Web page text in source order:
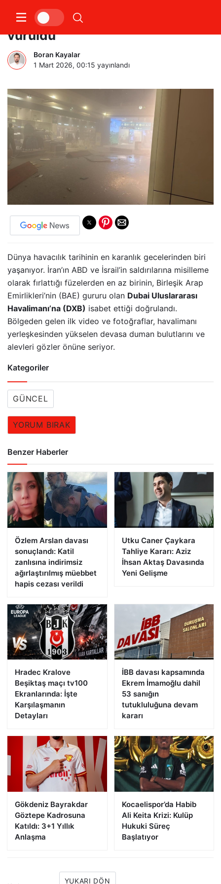
Dubai Uluslararası Havalimanı
vuruldu
Boran Kayalar
1 Mart 2026, 00:15 yayınlandı
Dünya havacılık tarihinin en karanlık gecelerinden biri
yaşanıyor. İran’ın ABD ve İsrail’in saldırılarına misilleme
olarak fırlattığı füzelerden en az birinin, Birleşik Arap
Emirlikleri’nin (BAE) gururu olan Dubai Uluslararası
Havalimanı’na (DXB) isabet ettiği doğrulandı.
Bölgeden gelen ilk video ve fotoğraflar, havalimanı
yerleşkesinden yükselen devasa duman bulutlarını ve
alevleri gözler önüne seriyor.
Kategoriler
GÜNCEL
YORUM BIRAK
Benzer Haberler
Özlem Arslan davası
sonuçlandı: Katil
zanlısına indirimsiz
ağırlaştırılmış müebbet
hapis cezası verildi
Utku Caner Çaykara
Tahliye Kararı: Aziz
İhsan Aktaş Davasında
Yeni Gelişme
Hradec Kralove
Beşiktaş maçı tv100
Ekranlarında: İşte
Karşılaşmanın
Detayları
İBB davası kapsamında
Ekrem İmamoğlu dahil
53 sanığın
tutukluluğuna devam
kararı
Gökdeniz Bayrakdar
Göztepe Kadrosuna
Katıldı: 3+1 Yıllık
Anlaşma
Kocaelispor’da Habib
Ali Keita Krizi: Kulüp
Hukuki Süreç
Başlatıyor
YUKARI DÖN